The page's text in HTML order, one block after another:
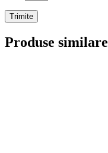
Produse similare